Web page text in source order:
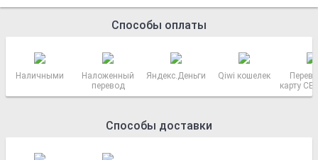
Способы оплаты
Наличными
Наложенный
перевод
Яндекс.Деньги Qiwi кошелек
карту
Способы доставки